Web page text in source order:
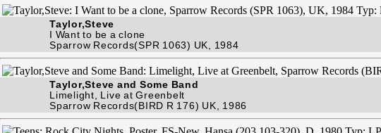
Taylor,Steve
I Want to be a clone
Sparrow Records(SPR 1063) UK, 1984
Taylor,Steve and Some Band
Limelight, Live at Greenbelt
Sparrow Records(BIRD R 176) UK, 1986